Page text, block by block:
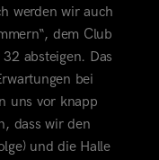
werden wir auch
dem Club
absteigen. Das
bei
uns vor knapp
dass wir den
und die Halle